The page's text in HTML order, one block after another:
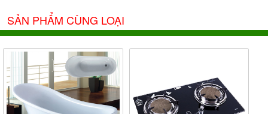
SẢN PHẨM CÙNG LOẠI